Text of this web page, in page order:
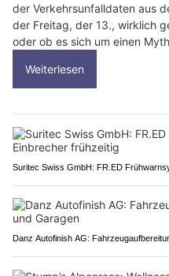
der Verkehrsunfalldaten aus
der Freitag, der 13., wirklich
oder ob es sich um einen
Weiterlesen
Suritec Swiss GmbH: FR.ED
Danz Autofinish AG: